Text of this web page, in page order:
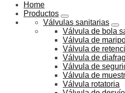
Home
Productos
Válvulas sanitarias
Válvula de bola
Válvula de
Válvula de
Válvula de
Válvula de
Válvula de
Válvula rotatoria